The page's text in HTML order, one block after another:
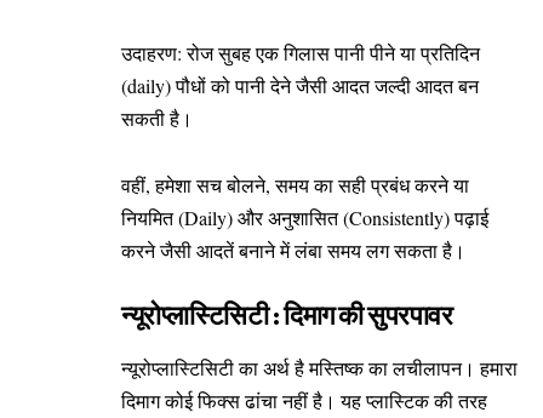
उदाहरण: रोज सुबह एक गिलास पानी पीने या प्रतिदिन
(daily) पौधों को पानी देने जैसी आदत जल्दी आदत बन
सकती है।
वहीं, हमेशा सच बोलने, समय का सही प्रबंध करने या
नियमित (Daily) और अनुशासित (Consistently) पढ़ाई
करने जैसी आदतें बनाने में लंबा समय लग सकता है।
न्यूरोप्लास्टिसिटी : दिमाग की सुपरपावर
न्यूरोप्लास्टिसिटी का अर्थ है मस्तिष्क का लचीलापन। हमारा
दिमाग कोई फिक्स ढांचा नहीं है। यह प्लास्टिक की तरह